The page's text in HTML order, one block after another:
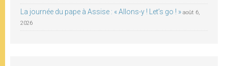
La journée du pape à Assise : « Allons-y ! Let’s go ! » août 6,
2026